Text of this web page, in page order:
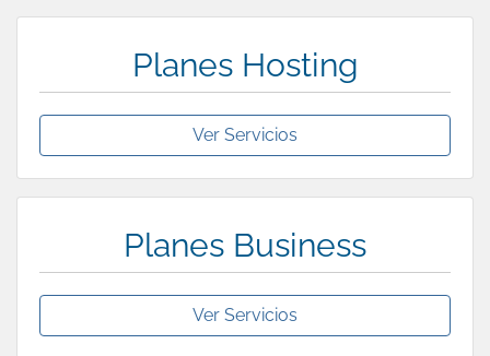
Planes Hosting
Ver Servicios
Planes Business
Ver Servicios